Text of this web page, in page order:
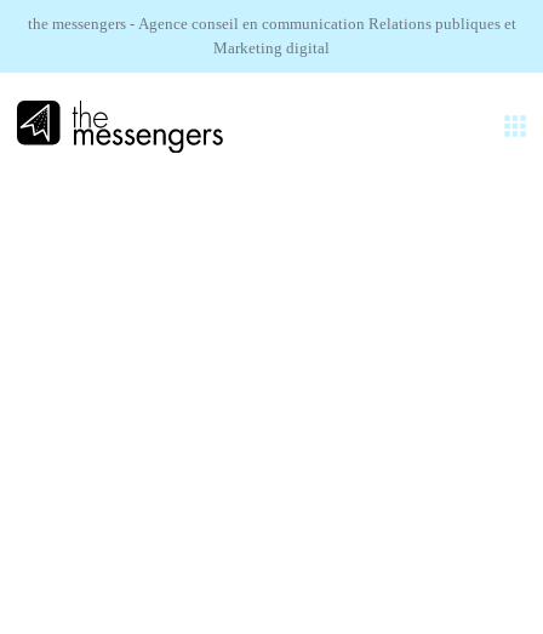
the messengers - Agence conseil en communication Relations publiques et
Marketing digital